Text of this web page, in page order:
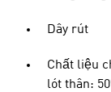
Dây rút
Chất liệu
lót thân: